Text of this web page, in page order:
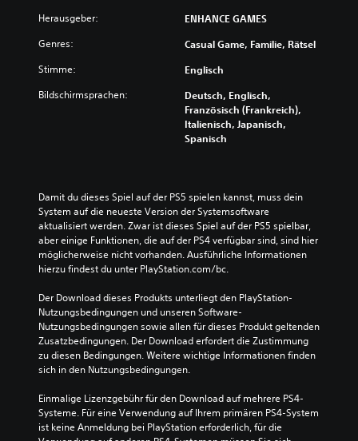
Herausgeber: ENHANCE GAMES
Genres: Casual Game, Familie, Rätsel
Stimme: Englisch
Bildschirmsprachen:
Deutsch, Englisch,
Französisch (Frankreich),
Italienisch, Japanisch,
Spanisch
Damit du dieses Spiel auf der PS5 spielen kannst, muss dein
System auf die neueste Version der Systemsoftware
aktualisiert werden. Zwar ist dieses Spiel auf der PS5 spielbar,
aber einige Funktionen, die auf der PS4 verfügbar sind, sind hier
möglicherweise nicht vorhanden. Ausführliche Informationen
hierzu findest du unter PlayStation.com/bc.
Der Download dieses Produkts unterliegt den PlayStation-
Nutzungsbedingungen und unseren Software-
Nutzungsbedingungen sowie allen für dieses Produkt geltenden
Zusatzbedingungen. Der Download erfordert die Zustimmung
zu diesen Bedingungen. Weitere wichtige Informationen finden
sich in den Nutzungsbedingungen.
Einmalige Lizenzgebühr für den Download auf mehrere PS4-
Systeme. Für eine Verwendung auf Ihrem primären PS4-System
ist keine Anmeldung bei PlayStation erforderlich, für die